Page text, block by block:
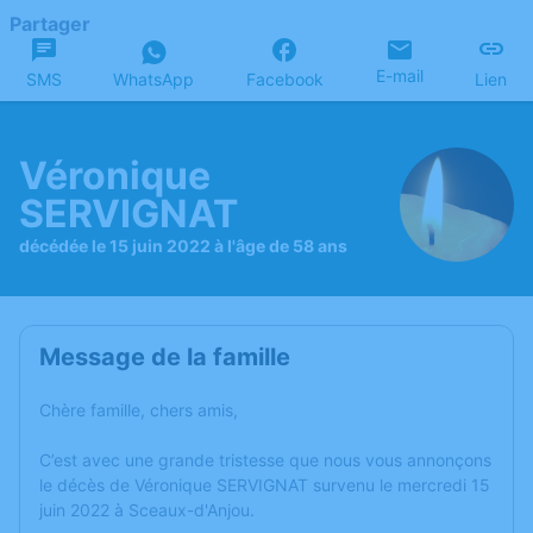
Partager
SMS WhatsApp Facebook E-mail Lien
Véronique
SERVIGNAT
décédée le 15 juin 2022 à l'âge de 58 ans
Message de la famille
Chère famille, chers amis,
C’est avec une grande tristesse que nous vous annonçons
le décès de Véronique SERVIGNAT survenu le mercredi 15
juin 2022 à Sceaux-d'Anjou.